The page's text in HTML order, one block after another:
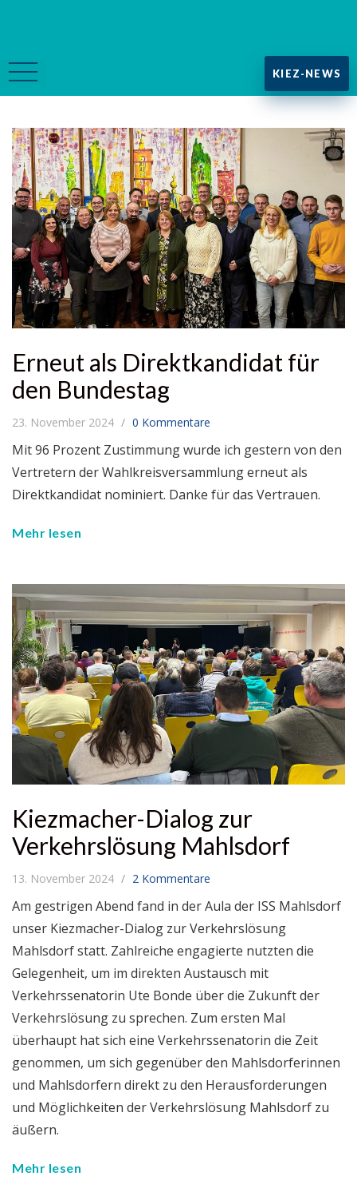
KIEZ-NEWS
Erneut als Direktkandidat für
den Bundestag
23. November 2024 0 Kommentare
Mit 96 Prozent Zustimmung wurde ich gestern von den
Vertretern der Wahlkreisversammlung erneut als
Direktkandidat nominiert. Danke für das Vertrauen.
Mehr lesen
Kiezmacher-Dialog zur
Verkehrslösung Mahlsdorf
13. November 2024 2 Kommentare
Am gestrigen Abend fand in der Aula der ISS Mahlsdorf
unser Kiezmacher-Dialog zur Verkehrslösung
Mahlsdorf statt. Zahlreiche engagierte nutzten die
Gelegenheit, um im direkten Austausch mit
Verkehrssenatorin Ute Bonde über die Zukunft der
Verkehrslösung zu sprechen. Zum ersten Mal
überhaupt hat sich eine Verkehrssenatorin die Zeit
genommen, um sich gegenüber den Mahlsdorferinnen
und Mahlsdorfern direkt zu den Herausforderungen
und Möglichkeiten der Verkehrslösung Mahlsdorf zu
äußern.
Mehr lesen